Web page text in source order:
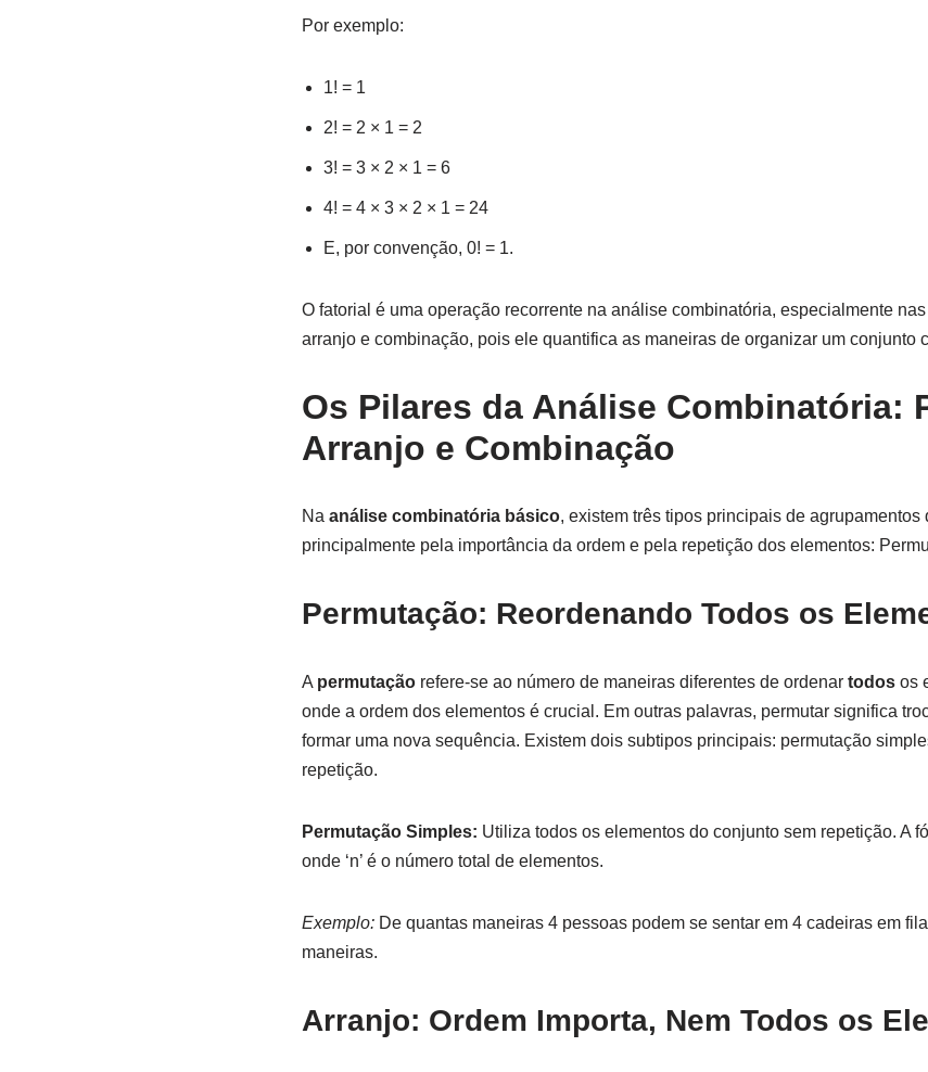
Por exemplo:
1! = 1
2! = 2 × 1 = 2
3! = 3 × 2 × 1 = 6
4! = 4 × 3 × 2 × 1 = 24
E, por convenção, 0! = 1.
O fatorial é uma operação recorrente na análise combinatória, especialmente
arranjo e combinação, pois ele quantifica as maneiras de organizar um conjunto
Os Pilares da Análise Combinatória:
Arranjo e Combinação
Na análise combinatória básico, existem três tipos principais de agrupamentos
principalmente pela importância da ordem e pela repetição dos elementos:
Permutação: Reordenando Todos os
A permutaçãorefere-se ao número de maneiras diferentes de ordenar todosos
onde a ordem dos elementos é crucial. Em outras palavras, permutar significa
formar uma nova sequência. Existem dois subtipos principais: permutação
repetição.
Permutação Simples: Utiliza todos os elementos do conjunto sem repetição. A
onde ‘n’ é o número total de elementos.
Exemplo:De quantas maneiras 4 pessoas podem se sentar em 4 cadeiras em
maneiras.
Arranjo: Ordem Importa, Nem Todos os